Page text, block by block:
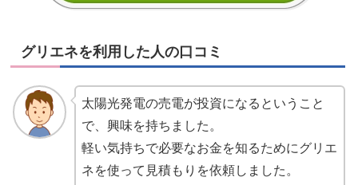
グリエネを利用した人の口コミ
太陽光発電の売電が投資になるということ
で、興味を持ちました。
軽い気持ちで必要なお金を知るためにグリエ
ネを使って見積もりを依頼しました。